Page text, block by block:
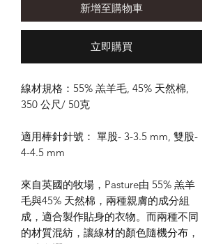
新增至購物車
立即購買
線材規格：55% 羔羊毛, 45% 天然棉,
350 公尺/ 50克
適用棒針針號： 單股- 3-3.5 mm, 雙股-
4-4.5 mm
來自英國的牧場，Pasture由 55% 羔羊
毛與45% 天然棉，兩種親膚的成分組
成，適合製作貼身的衣物。而兩種不同
的材質混紡，讓線材的顏色隨機分布，